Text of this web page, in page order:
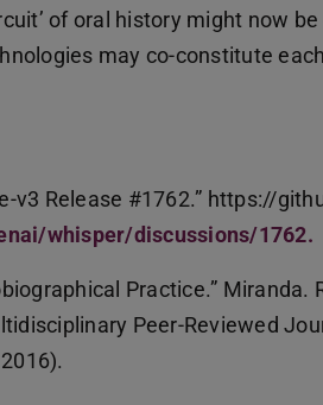
of oral history might now
may co-constitute
v3 Release #1762.” https://
whisper/discussions/1762.
Practice.” Miranda.
Peer-Reviewed